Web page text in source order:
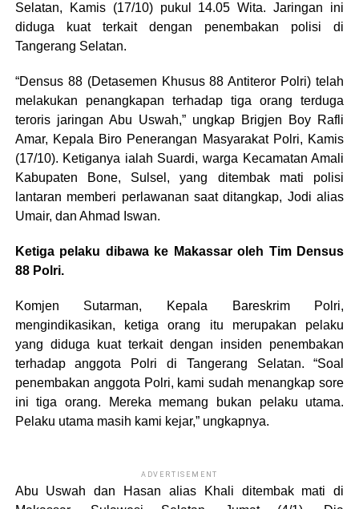
Selatan, Kamis (17/10) pukul 14.05 Wita. Jaringan ini
diduga kuat terkait dengan penembakan polisi di
Tangerang Selatan.
“Densus 88 (Detasemen Khusus 88 Antiteror Polri) telah
melakukan penangkapan terhadap tiga orang terduga
teroris jaringan Abu Uswah,” ungkap Brigjen Boy Rafli
Amar, Kepala Biro Penerangan Masyarakat Polri, Kamis
(17/10). Ketiganya ialah Suardi, warga Kecamatan Amali
Kabupaten Bone, Sulsel, yang ditembak mati polisi
lantaran memberi perlawanan saat ditangkap, Jodi alias
Umair, dan Ahmad Iswan.
Ketiga pelaku dibawa ke Makassar oleh Tim Densus
88 Polri.
Komjen Sutarman, Kepala Bareskrim Polri,
mengindikasikan, ketiga orang itu merupakan pelaku
yang diduga kuat terkait dengan insiden penembakan
terhadap anggota Polri di Tangerang Selatan. “Soal
penembakan anggota Polri, kami sudah menangkap sore
ini tiga orang. Mereka memang bukan pelaku utama.
Pelaku utama masih kami kejar,” ungkapnya.
ADVERTISEMENT
Abu Uswah dan Hasan alias Khali ditembak mati di